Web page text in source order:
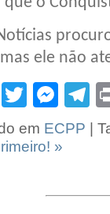
ele não
Facebook
Twitter
em ECPP |
»